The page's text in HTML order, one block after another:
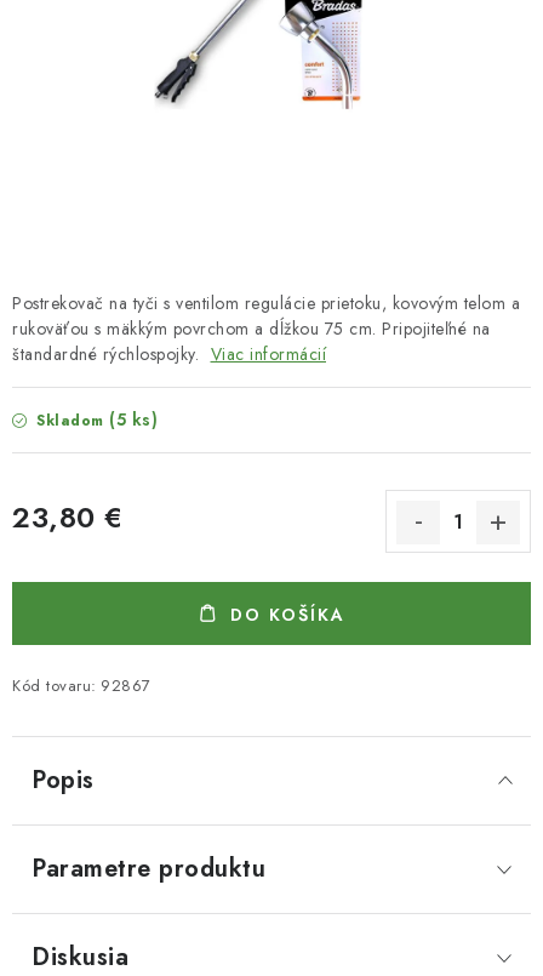
Kontakty
Obchodné podmienky
Podmienky ochrany osobných údajov
Postrekovač na tyči s ventilom regulácie prietoku, kovovým telom a
rukoväťou s mäkkým povrchom a dĺžkou 75 cm. Pripojiteľné na
štandardné rýchlospojky. Viac informácií
Skladom (5 ks)
23,80 €
DO KOŠÍKA
Kód tovaru: 92867
Popis
Parametre produktu
Diskusia